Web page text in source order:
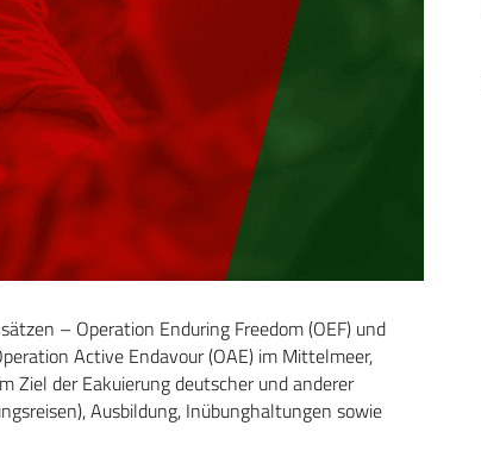
– Operation Enduring Freedom (OEF) und
Active Endavour (OAE) im Mittelmeer,
Ziel der Eakuierung deutscher und anderer
Ausbildung, Inübunghaltungen sowie